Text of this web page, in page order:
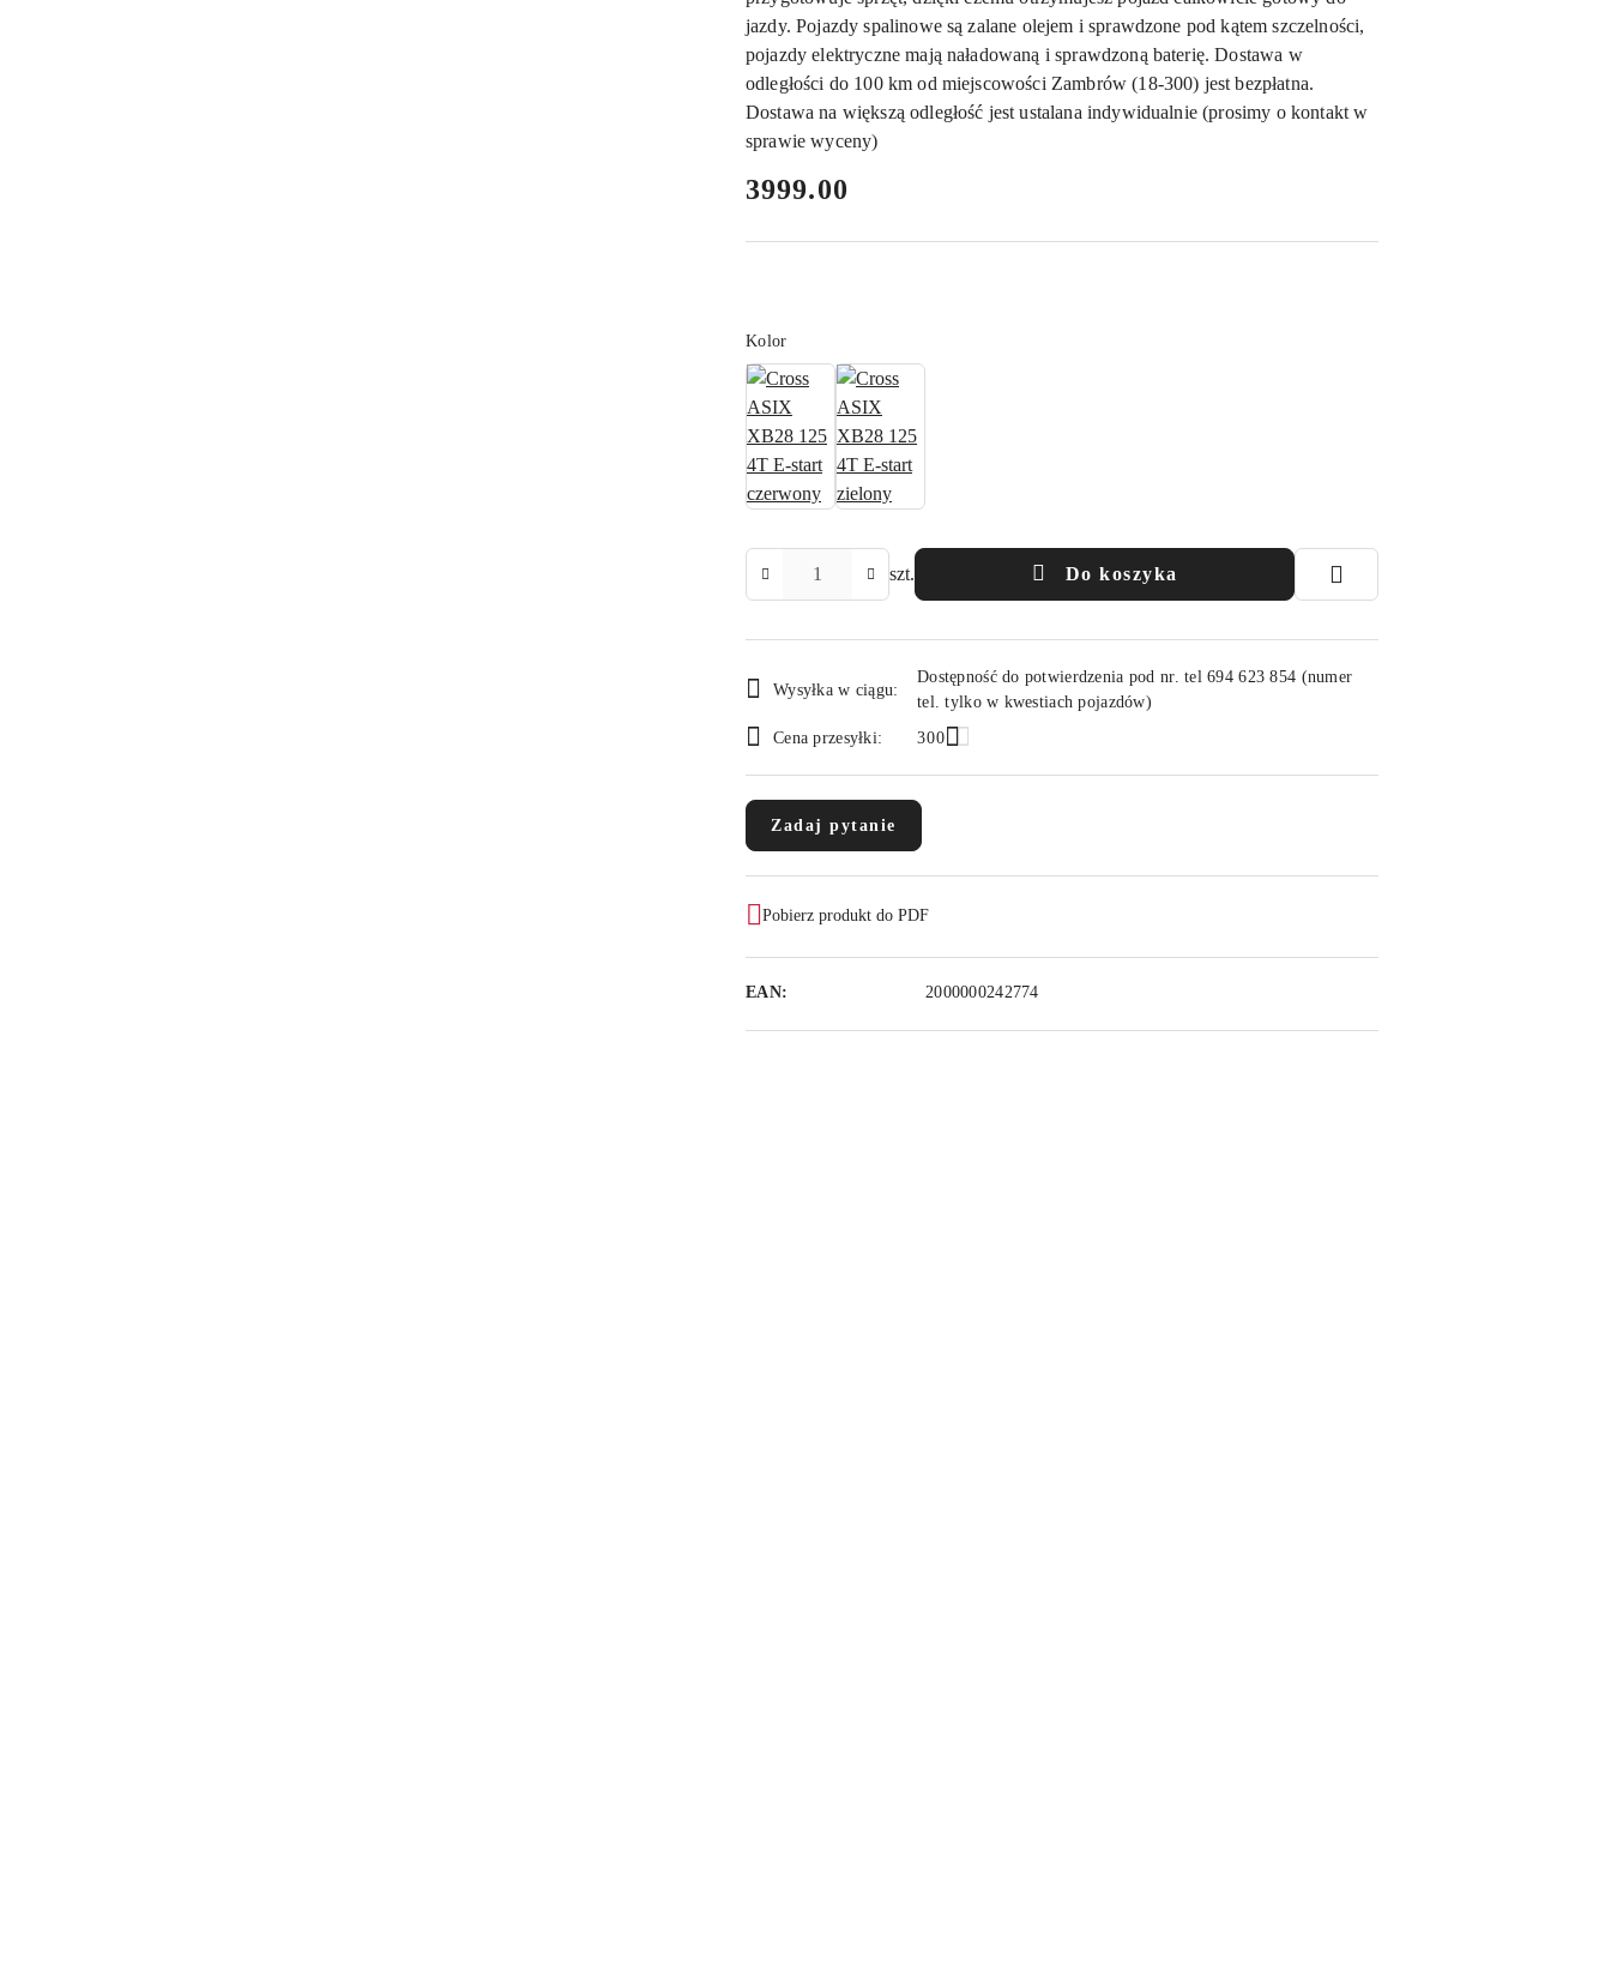
jazdy. Pojazdy spalinowe są zalane olejem i sprawdzone pod kątem szczelności,
pojazdy elektryczne mają naładowaną i sprawdzoną baterię. Dostawa w
odległości do 100 km od miejscowości Zambrów (18-300) jest bezpłatna.
Dostawa na większą odległość jest ustalana indywidualnie (prosimy o kontakt w
sprawie wyceny)
cena:
3999.00
Wariant
Kolor
szt. Do koszyka
i
dostawa
Wysyłka w ciągu:
Dostępność do potwierdzenia pod nr. tel 694 623 854 (numer
tel. tylko w kwestiach pojazdów)
Cena przesyłki:
300
Zadaj pytanie
Pobierz produkt do PDF
EAN: 2000000242774